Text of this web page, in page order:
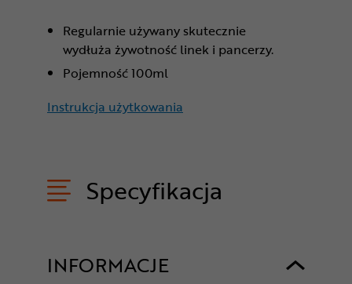
Regularnie używany skutecznie
wydłuża żywotność linek i pancerzy.
Pojemność 100ml
Instrukcja użytkowania
Specyfikacja
INFORMACJE